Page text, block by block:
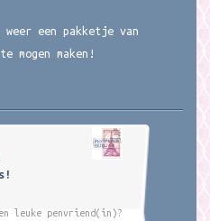
een pakketje van
mogen maken!
leuke penvriend(in)?